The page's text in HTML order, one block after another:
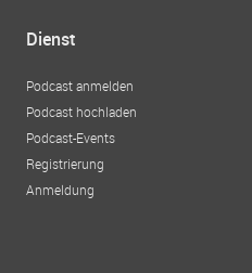
Dienst
Podcast anmelden
Podcast hochladen
Podcast-Events
Registrierung
Anmeldung